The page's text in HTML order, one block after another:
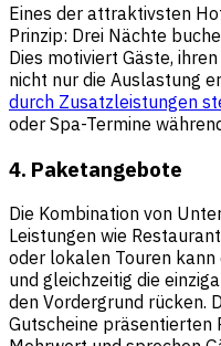
Eines der attraktivsten
Prinzip: Drei Nächte
Dies motiviert Gäste,
nicht nur die Auslastung
durch Zusatzleistungen
oder Spa-Termine
4. Paketangebote
Die Kombination von
Leistungen wie
oder lokalen Touren
und gleichzeitig die
den Vordergrund rücken.
Gutscheine